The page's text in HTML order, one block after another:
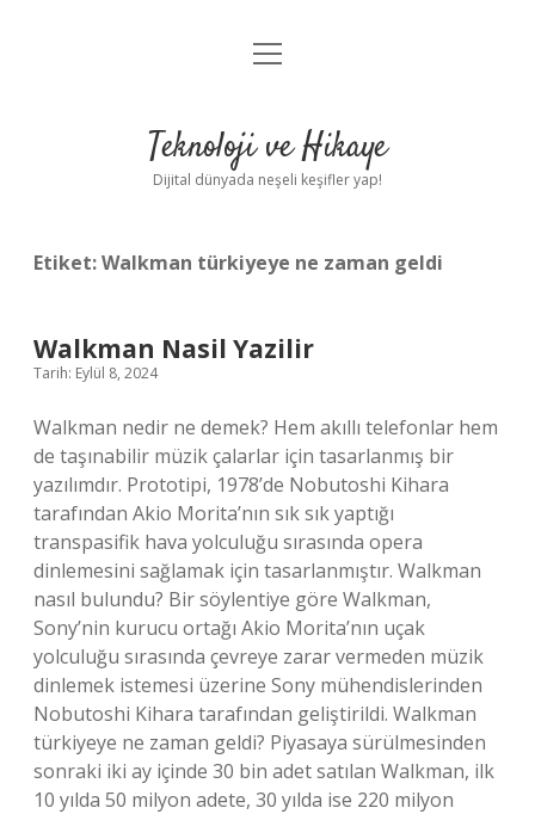
Anasayfa
Yasal Uyarı
menüyü
Teknoloji ve Hikaye
Dijital dünyada neşeli keşifler yap!
Etiket:Walkman türkiyeye ne zaman geldi
Walkman Nasil Yazilir
Tarih: Eylül 8, 2024
Walkman nedir ne demek? Hem akıllı telefonlar hem
de taşınabilir müzik çalarlar için tasarlanmış bir
yazılımdır. Prototipi, 1978’de Nobutoshi Kihara
tarafından Akio Morita’nın sık sık yaptığı
transpasifik hava yolculuğu sırasında opera
dinlemesini sağlamak için tasarlanmıştır. Walkman
nasıl bulundu? Bir söylentiye göre Walkman,
Sony’nin kurucu ortağı Akio Morita’nın uçak
yolculuğu sırasında çevreye zarar vermeden müzik
dinlemek istemesi üzerine Sony mühendislerinden
Nobutoshi Kihara tarafından geliştirildi. Walkman
türkiyeye ne zaman geldi? Piyasaya sürülmesinden
sonraki iki ay içinde 30 bin adet satılan Walkman, ilk
10 yılda 50 milyon adete, 30 yılda ise 220 milyon